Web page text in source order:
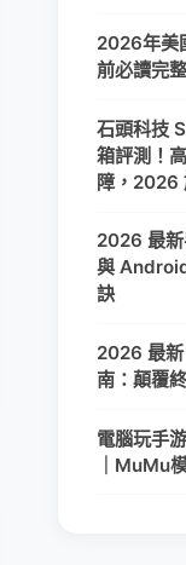
2026年美
前必讀完
石頭科技
箱評測！
障，2026
2026 最
與
訣
2026 最
南：顛覆
電腦玩手
｜MuMu